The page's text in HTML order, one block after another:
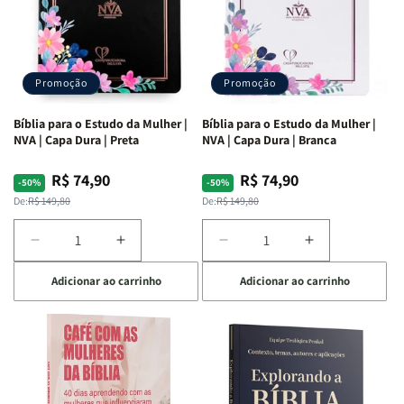
Promoção
Bíblia para o Estudo da Mulher |
NVA | Capa Dura | Preta
-50%
Preço
normal
De:R$ 149,80
Preço
promocional
R$ 74,90
Diminuir
a
quantidade
de
Bíblia
para
Estudo
da
Aumentar
a
quantidade
de
Bíblia
para
o
Estudo
da
Adicionar ao carrinho
Promoção
Bíblia para o Estudo da Mulher |
NVA | Capa Dura | Branca
-50%
Preço
normal
De:R$ 149,80
Preço
promocional
R$ 74,90
Diminuir
a
quantidade
de
Bíblia
o
Estudo
da
Aumentar
a
quantidade
de
Bíblia
para
o
Estudo
Adicionar ao carrinho